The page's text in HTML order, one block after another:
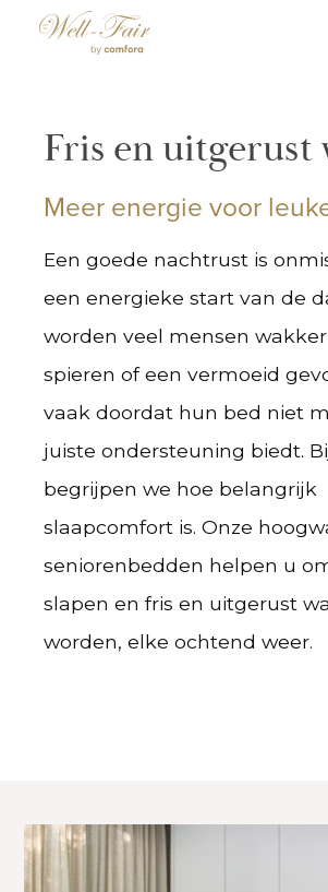
Fris en uitgerust
Meer energie voor
Een goede nachtrust is
een energieke start van de
worden veel mensen
spieren of een vermoeid
vaak doordat hun bed niet
juiste ondersteuning biedt.
begrijpen we hoe belangrijk
slaapcomfort is. Onze
seniorenbedden helpen u
slapen en fris en uitgerust
worden, elke ochtend weer.